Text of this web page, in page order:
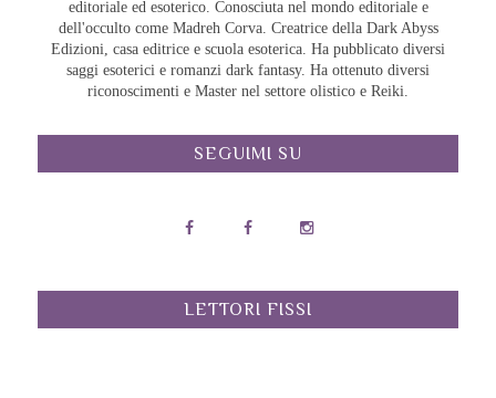
editoriale ed esoterico. Conosciuta nel mondo editoriale e
dell'occulto come Madreh Corva. Creatrice della Dark Abyss
Edizioni, casa editrice e scuola esoterica. Ha pubblicato diversi
saggi esoterici e romanzi dark fantasy. Ha ottenuto diversi
riconoscimenti e Master nel settore olistico e Reiki.
SEGUIMI SU
LETTORI FISSI